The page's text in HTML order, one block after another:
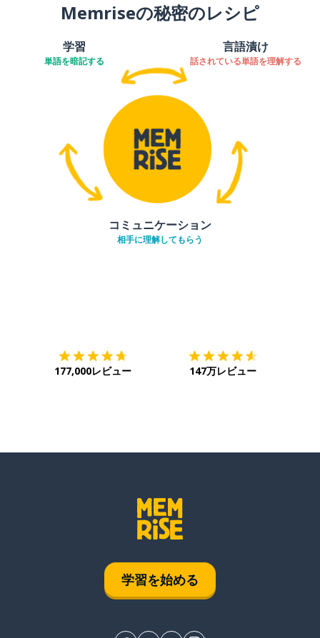
Memriseの秘密のレシピ
学習
単語を暗記する
言語漬け
話されている単語を理解する
コミュニケーション
相手に理解してもらう
177,000レビュー 147万レビュー
学習を始める